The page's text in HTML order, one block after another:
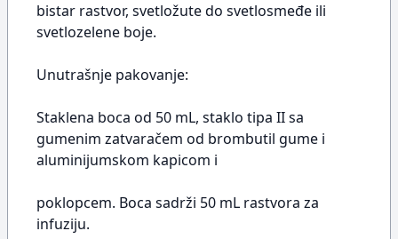
bistar rastvor, svetložute do svetlosmeđe ili
svetlozelene boje.
Unutrašnje pakovanje:
Staklena boca od 50 mL, staklo tipa II sa
gumenim zatvaračem od brombutil gume i
aluminijumskom kapicom i
poklopcem. Boca sadrži 50 mL rastvora za
infuziju.